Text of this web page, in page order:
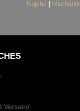
Kapitel
Mechanik
Versand